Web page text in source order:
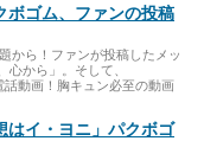
ボゴム、ファンの投稿
から！ファンが投稿したメッ
心から」。そして、
動画！胸キュン必至の動画
はイ・ヨニ」パクボゴ